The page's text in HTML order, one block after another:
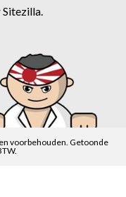
Sitezilla.
voorbehouden. Getoonde